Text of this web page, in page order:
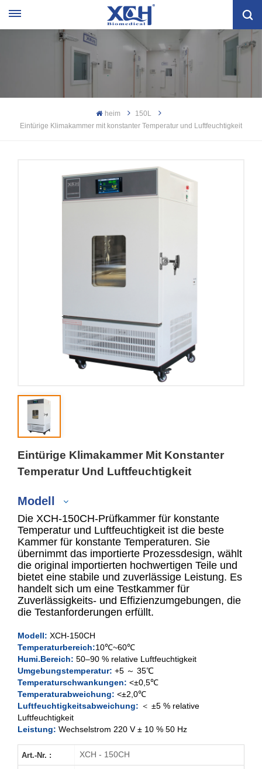
heim
150L
Eintürige Klimakammer mit konstanter Temperatur und Luftfeuchtigkeit
Eintürige Klimakammer Mit Konstanter
Temperatur Und Luftfeuchtigkeit
Modell
150L
250L
400L
500L
Die XCH-150CH-Prüfkammer für konstante
Temperatur und Luftfeuchtigkeit ist die beste
Kammer für konstante Temperaturen. Sie
übernimmt das importierte Prozessdesign, wählt
die original importierten hochwertigen Teile und
bietet eine stabile und zuverlässige Leistung. Es
handelt sich um eine Testkammer für
Zuverlässigkeits- und Effizienzumgebungen, die
die Testanforderungen erfüllt.
Modell: XCH-150CH
Temperaturbereich:10℃~60℃
Humi.Bereich: 50–90 % relative Luftfeuchtigkeit
Umgebungstemperatur: +5 ～ 35℃
Temperaturschwankungen: <±0,5℃
Temperaturabweichung: <±2,0℃
Luftfeuchtigkeitsabweichung: ＜ ±5 % relative
Luftfeuchtigkeit
Leistung: Wechselstrom 220 V ± 10 % 50 Hz
Art.-Nr. : XCH - 150CH